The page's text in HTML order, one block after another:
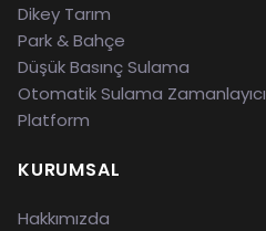
Dikey Tarım
Park & Bahçe
Düşük Basınç Sulama
Otomatik Sulama Zamanlayıcı
Platform
KURUMSAL
Hakkımızda